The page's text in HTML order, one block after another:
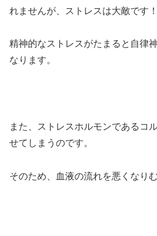
れませんが、ストレスは大敵です！
精神的なストレスがたまると自律
なります。
また、ストレスホルモンであるコ
せてしまうのです。
そのため、血液の流れを悪くなり